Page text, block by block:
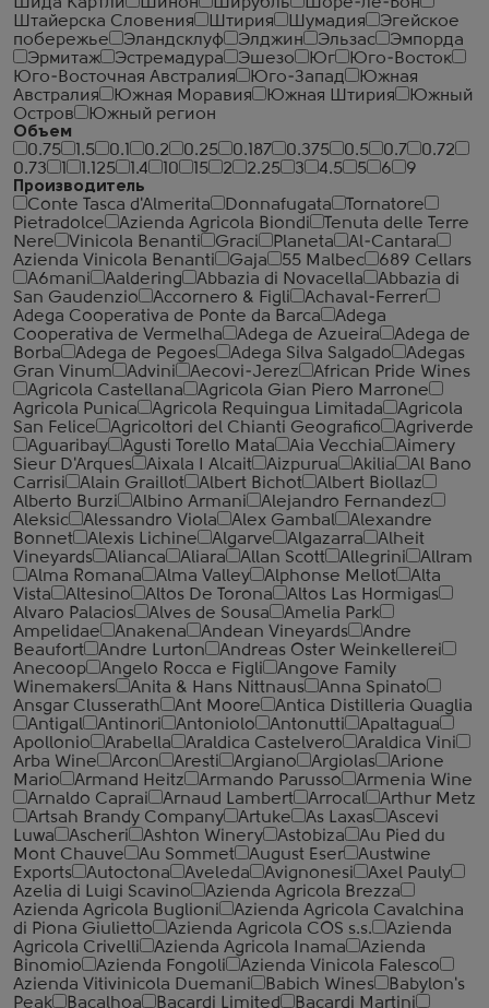
Штайерска Словения
Штирия Шумадия
Эгейское
побережье
Эландсклуф Элджин Эльзас
Эмпорда
Эрмитаж
Эстремадура Эшезо Юг
Юго-Восток
Юго-Восточная Австралия
Юго-Запад
Южная
Австралия
Южная Моравия Южная Штирия
Южный
Остров
Южный регион
Объем
0.75
1.5 0.1 0.2 0.25 0.187 0.375 0.5 0.7
0.72
0.73
1.125 1.4 10 15 2 2.25 3 4.5 5 6
9
Производитель
Conte Tasca d'Almerita
Donnafugata
Tornatore
Pietradolce
Azienda Agricola Biondi
Tenuta delle Terre
Nere
Vinicola Benanti Graci Planeta
Al-Cantara
Azienda Vinicola Benanti
Gaja 55 Malbec
689 Cellars
A6mani
Aaldering Abbazia di Novacella
Abbazia di
San Gaudenzio
Accornero & Figli
Achaval-Ferrer
Adega Cooperativa de Ponte da Barca
Adega
Cooperativa de Vermelha
Adega de Azueira
Adega de
Borba
Adega de Pegoes Adega Silva Salgado
Adegas
Gran Vinum
Advini Aecovi-Jerez
African Pride Wines
Agricola Castellana
Agricola Gian Piero Marrone
Agricola Punica
Agricola Requingua Limitada
Agricola
San Felice
Agricoltori del Chianti Geografico
Agriverde
Aguaribay
Agusti Torello Mata Aia Vecchia
Aimery
Sieur D'Arques
Aixala I Alcait Aizpurua Akilia
Al Bano
Carrisi
Alain Graillot Albert Bichot
Albert Biollaz
Alberto Burzi
Albino Armani
Alejandro Fernandez
Aleksic
Alessandro Viola Alex Gambal
Alexandre
Bonnet
Alexis Lichine Algarve Algazarra
Alheit
Vineyards
Alianca Aliara Allan Scott Allegrini
Allram
Alma Romana
Alma Valley Alphonse Mellot
Alta
Vista
Altesino Altos De Torona
Altos Las Hormigas
Alvaro Palacios
Alves de Sousa
Amelia Park
Ampelidae
Anakena Andean Vineyards
Andre
Beaufort
Andre Lurton
Andreas Oster Weinkellerei
Anecoop
Angelo Rocca е Figli
Angove Family
Winemakers
Anita & Hans Nittnaus
Anna Spinato
Ansgar Clusserath
Ant Moore
Antica Distilleria Quaglia
Antigal
Antinori Antoniolo Antonutti
Apaltagua
Apollonio
Arabella Araldica Castelvero
Araldica Vini
Arba Wine
Arcon Aresti Argiano Argiolas
Arione
Mario
Armand Heitz Armando Parusso
Armenia Wine
Arnaldo Caprai
Arnaud Lambert Arrocal
Arthur Metz
Artsah Brandy Company
Artuke As Laxas
Ascevi
Luwa
Ascheri Ashton Winery Astobiza
Au Pied du
Mont Chauve
Au Sommet August Eser
Austwine
Exports
Autoctona Aveleda Avignonesi
Axel Pauly
Azelia di Luigi Scavino
Azienda Agricola Brezza
Azienda Agricola Buglioni
Azienda Agricola Cavalchina
di Piona Giulietto
Azienda Agricola COS s.s.
Azienda
Agricola Crivelli
Azienda Agricola Inama
Azienda
Binomio
Azienda Fongoli
Azienda Vinicola Falesco
Azienda Vitivinicola Duemani
Babich Wines
Babylon's
Peak
Bacalhoa Bacardi Limited
Bacardi Martini